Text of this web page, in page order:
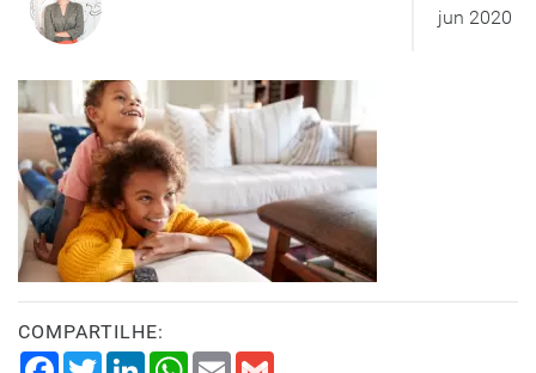
jun 2020
COMPARTILHE:
FacebookTwitterLinkedInWhatsApp
Email